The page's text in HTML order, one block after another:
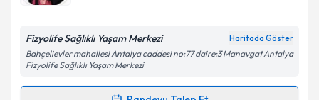
Kişisel verilerimin işlenmesine ilişkinAydınlatma
Fizyolife Sağlıklı Yaşam Merkezi Haritada Göster
Bahçelievler mahallesi Antalya caddesi no:77 daire:3 Manavgat Antalya
Fizyolife Sağlıklı Yaşam Merkezi